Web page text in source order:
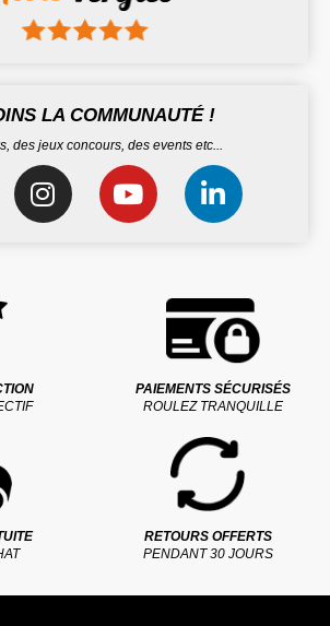
LA COMMUNAUTÉ !
des jeux concours, des events etc...
PAIEMENTS SÉCURISÉS
ROULEZ TRANQUILLE
RETOURS OFFERTS
PENDANT 30 JOURS